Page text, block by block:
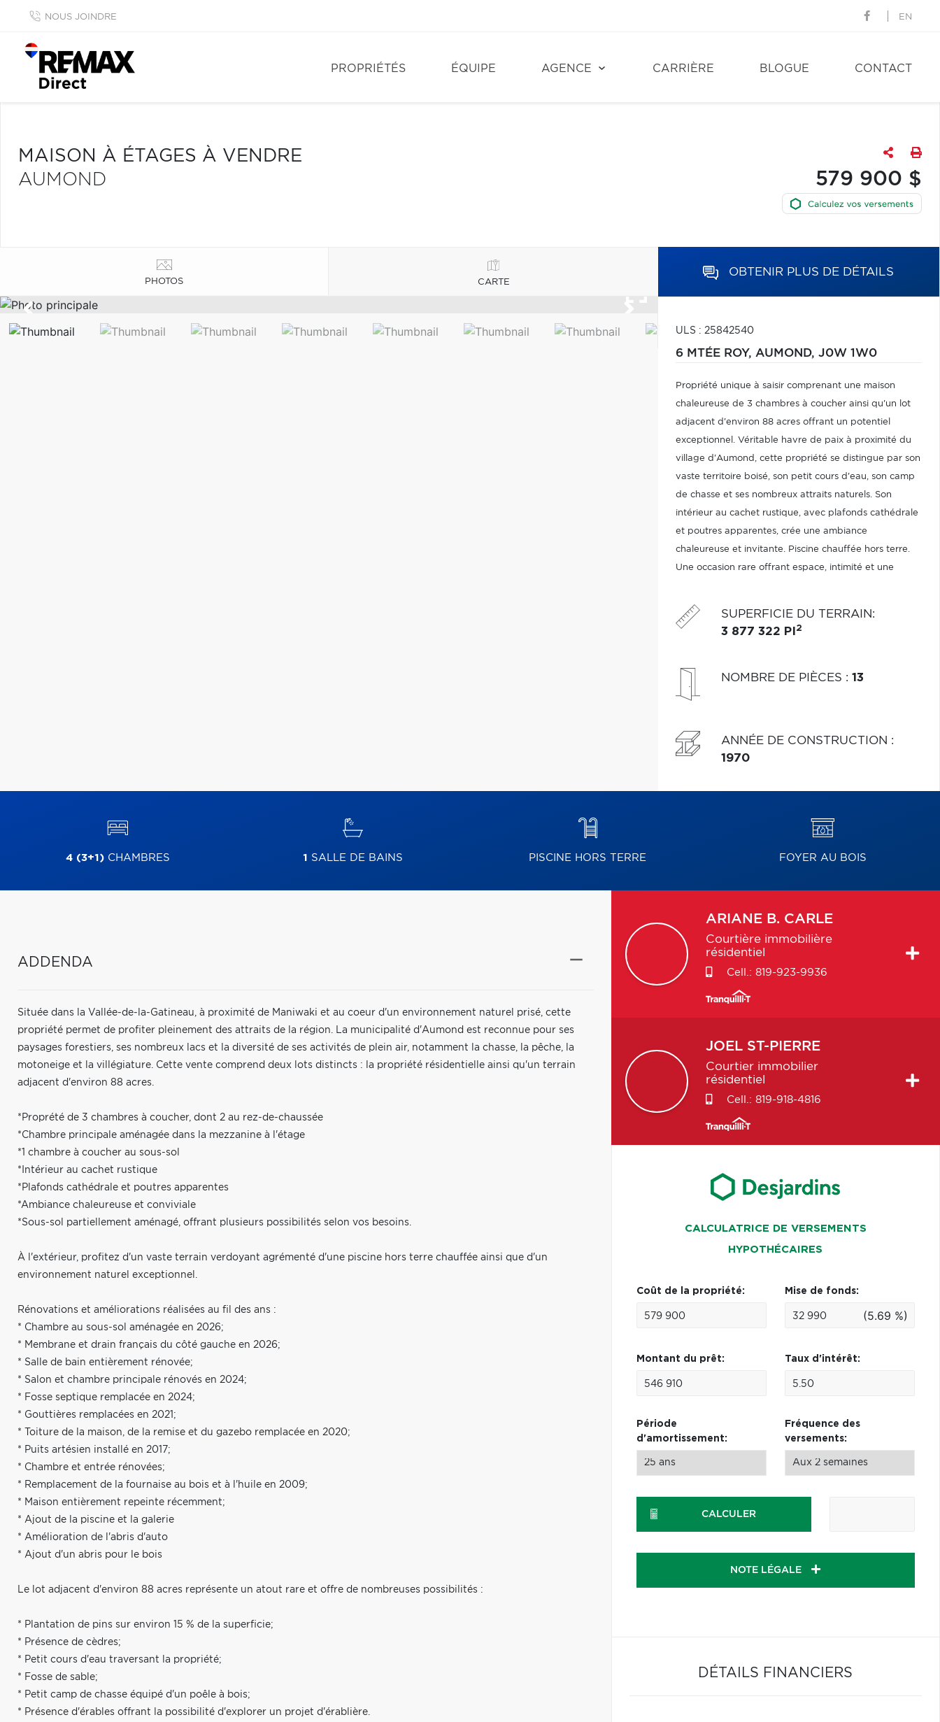
NOUS JOINDRE EN
PROPRIÉTÉS ÉQUIPE AGENCE CARRIÈRE BLOGUE CONTACT
MAISON À ÉTAGES À VENDRE
AUMOND
579 900 $
PHOTOS CARTE
OBTENIR PLUS DE DÉTAILS
ULS : 25842540
6 MTÉE ROY, AUMOND, J0W 1W0
Propriété unique à saisir comprenant une maison
chaleureuse de 3 chambres à coucher ainsi qu'un lot
adjacent d'environ 88 acres offrant un potentiel
exceptionnel. Véritable havre de paix à proximité du
village d'Aumond, cette propriété se distingue par son
vaste territoire boisé, son petit cours d'eau, son camp
de chasse et ses nombreux attraits naturels. Son
intérieur au cachet rustique, avec plafonds cathédrale
et poutres apparentes, crée une ambiance
chaleureuse et invitante. Piscine chauffée hors terre.
Une occasion rare offrant espace, intimité et une
polyvalent.
SUPERFICIE DU TERRAIN:
3 877 322 PI 2
NOMBRE DE PIÈCES : 13
ANNÉE DE CONSTRUCTION :
1970
4 (3+1)CHAMBRES 1 SALLE DE BAINS PISCINE HORS TERRE FOYER AU BOIS
ADDENDA
Située dans la Vallée-de-la-Gatineau, à proximité de Maniwaki et au coeur d'un environnement naturel prisé, cette
propriété permet de profiter pleinement des attraits de la région. La municipalité d'Aumond est reconnue pour ses
paysages forestiers, ses nombreux lacs et la diversité de ses activités de plein air, notamment la chasse, la pêche, la
motoneige et la villégiature. Cette vente comprend deux lots distincts : la propriété résidentielle ainsi qu'un terrain
adjacent d'environ 88 acres.
*Proprété de 3 chambres à coucher, dont 2 au rez-de-chaussée
*Chambre principale aménagée dans la mezzanine à l'étage
*1 chambre à coucher au sous-sol
*Intérieur au cachet rustique
*Plafonds cathédrale et poutres apparentes
*Ambiance chaleureuse et conviviale
*Sous-sol partiellement aménagé, offrant plusieurs possibilités selon vos besoins.
À l'extérieur, profitez d'un vaste terrain verdoyant agrémenté d'une piscine hors terre chauffée ainsi que d'un
environnement naturel exceptionnel.
Rénovations et améliorations réalisées au fil des ans :
* Chambre au sous-sol aménagée en 2026;
* Membrane et drain français du côté gauche en 2026;
* Salle de bain entièrement rénovée;
* Salon et chambre principale rénovés en 2024;
* Fosse septique remplacée en 2024;
* Gouttières remplacées en 2021;
* Toiture de la maison, de la remise et du gazebo remplacée en 2020;
* Puits artésien installé en 2017;
* Chambre et entrée rénovées;
* Remplacement de la fournaise au bois et à l'huile en 2009;
* Maison entièrement repeinte récemment;
* Ajout de la piscine et la galerie
* Amélioration de l'abris d'auto
* Ajout d'un abris pour le bois
Le lot adjacent d'environ 88 acres représente un atout rare et offre de nombreuses possibilités :
* Plantation de pins sur environ 15 % de la superficie;
* Présence de cèdres;
* Petit cours d'eau traversant la propriété;
* Fosse de sable;
* Petit camp de chasse équipé d'un poêle à bois;
* Présence d'érables offrant la possibilité d'explorer un projet d'érablière.
ARIANE B. CARLE
Courtière immobilière
résidentiel
Cell.: 819-923-9936
JOEL ST-PIERRE
Courtier immobilier
résidentiel
Cell.: 819-918-4816
CALCULATRICE DE VERSEMENTS
HYPOTHÉCAIRES
Coût de la propriété: Mise de fonds:
(5.69 %)
Montant du prêt: Taux d'intérêt:
Période
d'amortissement:
Fréquence des
versements:
CALCULER
NOTE LÉGALE
DÉTAILS FINANCIERS